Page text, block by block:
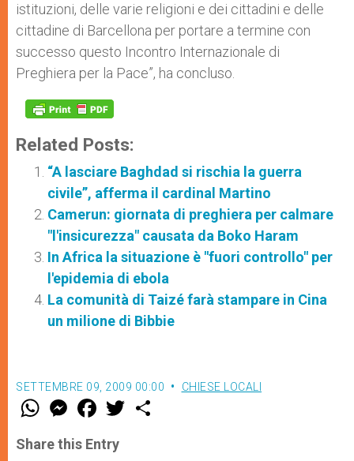
istituzioni, delle varie religioni e dei cittadini e delle
cittadine di Barcellona per portare a termine con
successo questo Incontro Internazionale di
Preghiera per la Pace”, ha concluso.
Related Posts:
“A lasciare Baghdad si rischia la guerra
civile”, afferma il cardinal Martino
Camerun: giornata di preghiera per calmare
"l'insicurezza" causata da Boko Haram
In Africa la situazione è "fuori controllo" per
l'epidemia di ebola
La comunità di Taizé farà stampare in Cina
un milione di Bibbie
SETTEMBRE 09, 2009 00:00 CHIESE LOCALI
W
t
s
M
e
s
e
F
a
e
b
w
Share this Entry